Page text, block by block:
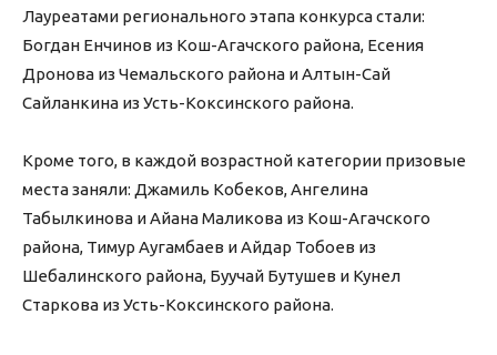
Лауреатами регионального этапа конкурса стали:
Богдан Енчинов из Кош-Агачского района, Есения
Дронова из Чемальского района и Алтын-Сай
Сайланкина из Усть-Коксинского района.
Кроме того, в каждой возрастной категории призовые
места заняли: Джамиль Кобеков, Ангелина
Табылкинова и Айана Маликова из Кош-Агачского
района, Тимур Аугамбаев и Айдар Тобоев из
Шебалинского района, Буучай Бутушев и Кунел
Старкова из Усть-Коксинского района.